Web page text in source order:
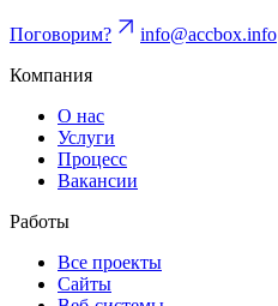
Поговорим?
info@accbox.info
Компания
О нас
Услуги
Процесс
Вакансии
Работы
Все проекты
Сайты